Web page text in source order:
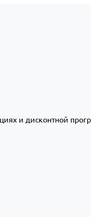
и дисконтной